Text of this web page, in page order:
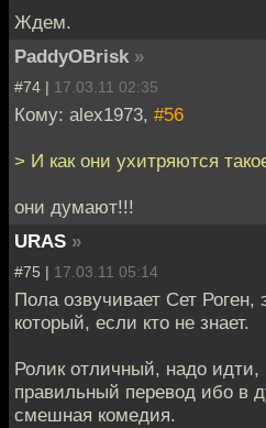
Ждем.
PaddyOBrisk »
#74 | 17.03.11 02:35
Кому: alex1973, #56
> И как они ухитряются
они думают!!!
URAS »
#75 | 17.03.11 05:14
Пола озвучивает Сет
который, если кто не знает.
Ролик отличный, надо идти,
правильный перевод ибо в
смешная комедия.